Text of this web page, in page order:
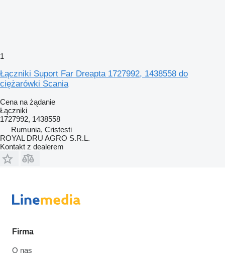
1
Łączniki Suport Far Dreapta 1727992, 1438558 do
ciężarówki Scania
Cena na żądanie
Łączniki
1727992, 1438558
Rumunia, Cristesti
ROYAL DRU AGRO S.R.L.
Kontakt z dealerem
Firma
O nas